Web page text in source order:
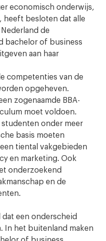
economisch onderwijs,
heeft besloten dat alle
de
bachelor of business
aan haar
competenties van de
opgeheven.
zogenaamde BBA-
moet voldoen.
onder meer
basis moeten
tiental vakgebieden
en marketing. Ook
onderzoekend
en de
dat een onderscheid
In het buitenland maken